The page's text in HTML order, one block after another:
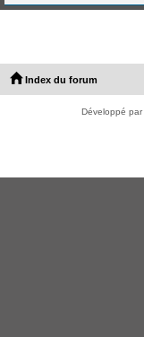
Index du forum
Développé par